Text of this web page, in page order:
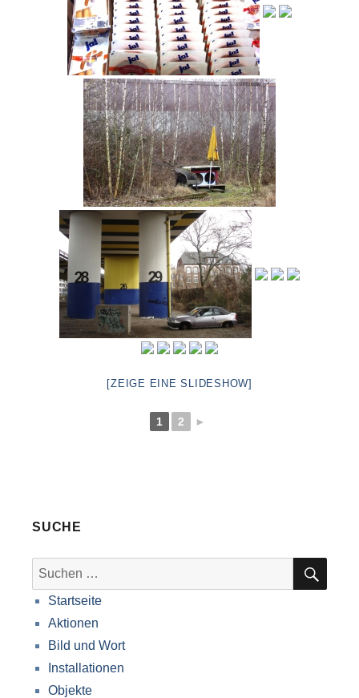
[ZEIGE EINE SLIDESHOW]
1 2 ►
SUCHE
Suche
nach:
Startseite
Aktionen
Bild und Wort
Installationen
Objekte